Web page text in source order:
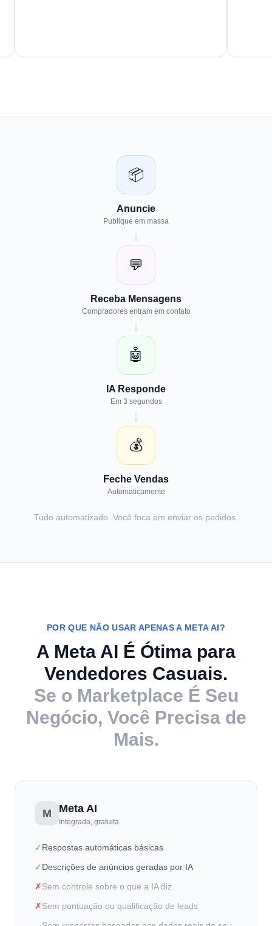
📦
Anuncie
Publique em massa
↓
💬
Receba Mensagens
Compradores entram em contato
↓
🤖
IA Responde
Em 3 segundos
↓
💰
Feche Vendas
Automaticamente
Tudo automatizado. Você foca em enviar os pedidos.
POR QUE NÃO USAR APENAS A META AI?
A Meta AI É Ótima para
Vendedores Casuais.
Se o Marketplace É Seu
Negócio, Você Precisa de
Mais.
M Meta AI
Integrada, gratuita
✓Respostas automáticas básicas
✓Descrições de anúncios geradas por IA
✗Sem controle sobre o que a IA diz
✗Sem pontuação ou qualificação de leads